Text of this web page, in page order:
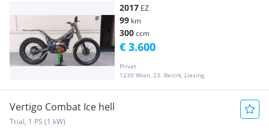
2017 EZ
99 km
300ccm
Privat
1230 Wien, 23. Bezirk, Liesing
€ 3.600
Vertigo Combat Ice hell
Trial, 1 PS (1 kW)